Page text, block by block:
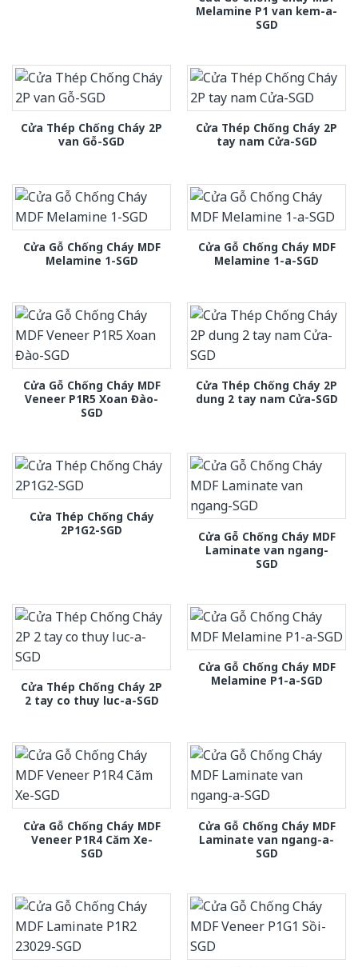
Melamine P1 van kem-a-
SGD
Cửa Thép Chống Cháy 2P
van Gỗ-SGD
Cửa Thép Chống Cháy 2P
tay nam Cửa-SGD
Cửa Gỗ Chống Cháy MDF
Melamine 1-SGD
Cửa Gỗ Chống Cháy MDF
Melamine 1-a-SGD
Cửa Gỗ Chống Cháy MDF
Veneer P1R5 Xoan Đào-
SGD
Cửa Thép Chống Cháy 2P
dung 2 tay nam Cửa-SGD
Cửa Thép Chống Cháy
2P1G2-SGD
Cửa Gỗ Chống Cháy MDF
Laminate van ngang-
SGD
Cửa Thép Chống Cháy 2P
2 tay co thuy luc-a-SGD
Cửa Gỗ Chống Cháy MDF
Melamine P1-a-SGD
Cửa Gỗ Chống Cháy MDF
Veneer P1R4 Căm Xe-
SGD
Cửa Gỗ Chống Cháy MDF
Laminate van ngang-a-
SGD